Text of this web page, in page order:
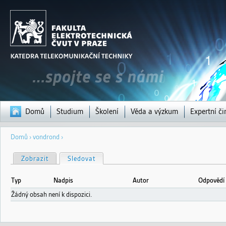
Domů Studium Školení Věda a výzkum Expertní
Jste
Domů › vondrond ›
H
l
v
n
í
z
Zobrazit Sledovat
Typ Nadpis Autor
Odpovědí
Žádný obsah není k dispozici.